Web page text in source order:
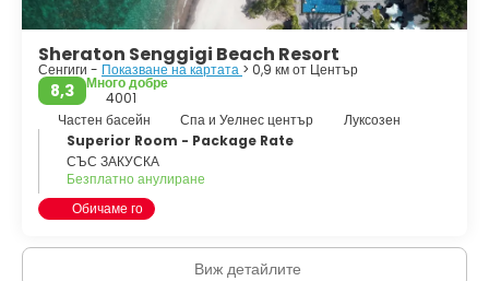
Sheraton Senggigi Beach Resort
Сенгиги - Показване на картата > 0,9 км от Център
8,3
Много добре
4001
Частен басейн
Спа и Уелнес център
Луксозен
Superior Room - Package Rate
СЪС ЗАКУСКА
Безплатно анулиране
Обичаме го
Виж детайлите